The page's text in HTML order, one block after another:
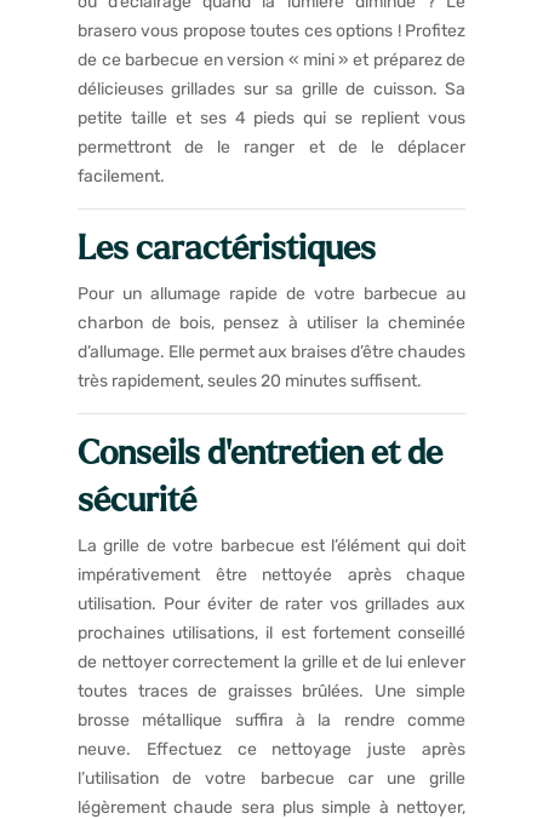
brasero vous propose toutes ces options ! Profitez
de ce barbecue en version « mini » et préparez de
délicieuses grillades sur sa grille de cuisson. Sa
petite taille et ses 4 pieds qui se replient vous
permettront de le ranger et de le déplacer
facilement.
Les caractéristiques
Pour un allumage rapide de votre barbecue au
charbon de bois, pensez à utiliser la cheminée
d’allumage. Elle permet aux braises d’être chaudes
très rapidement, seules 20 minutes suffisent.
Conseils d’entretien et de
sécurité
La grille de votre barbecue est l’élément qui doit
impérativement être nettoyée après chaque
utilisation. Pour éviter de rater vos grillades aux
prochaines utilisations, il est fortement conseillé
de nettoyer correctement la grille et de lui enlever
toutes traces de graisses brûlées. Une simple
brosse métallique suffira à la rendre comme
neuve. Effectuez ce nettoyage juste après
l’utilisation de votre barbecue car une grille
légèrement chaude sera plus simple à nettoyer,